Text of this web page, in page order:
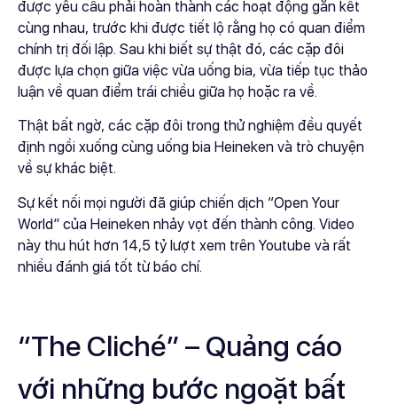
được yêu cầu phải hoàn thành các hoạt động gắn kết
cùng nhau, trước khi được tiết lộ rằng họ có quan điểm
chính trị đối lập. Sau khi biết sự thật đó, các cặp đôi
được lựa chọn giữa việc vừa uống bia, vừa tiếp tục thảo
luận về quan điểm trái chiều giữa họ hoặc ra về.
Thật bất ngờ, các cặp đôi trong thử nghiệm đều quyết
định ngồi xuống cùng uống bia Heineken và trò chuyện
về sự khác biệt.
Sự kết nối mọi người đã giúp chiến dịch “Open Your
World” của Heineken nhảy vọt đến thành công. Video
này thu hút hơn 14,5 tỷ lượt xem trên Youtube và rất
nhiều đánh giá tốt từ báo chí.
“The Cliché” – Quảng cáo
với những bước ngoặt bất